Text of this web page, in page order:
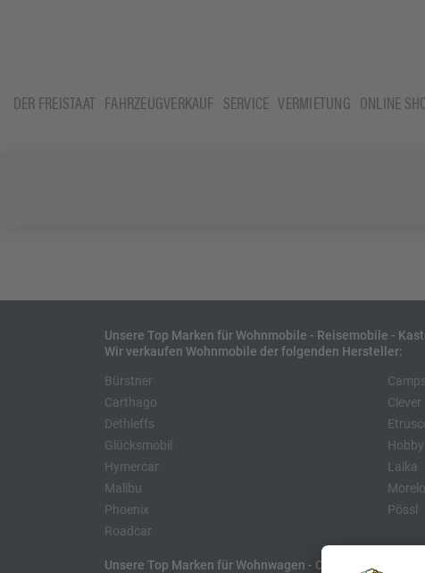
DER FREISTAAT FAHRZEUGVERKAUF SERVICE VERMIETUNG ONLINE
Unsere Top Marken für Wohnmobile - Reisemobile -
Wir verkaufen Wohnmobile der folgenden Hersteller:
Bürstner
Carthago
Dethleffs
Glücksmobil
Hymercar
Malibu
Phoenix
Roadcar
Clever
Hobby
Laika
Morelo
Pössl
Unsere Top Marken für Wohnwagen - Caravans